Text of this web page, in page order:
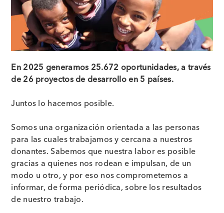
En 2025 generamos 25.672 oportunidades, a través
de 26 proyectos de desarrollo en 5 países.
Juntos lo hacemos posible.
Somos una organización orientada a las personas
para las cuales trabajamos y cercana a nuestros
donantes. Sabemos que nuestra labor es posible
gracias a quienes nos rodean e impulsan, de un
modo u otro, y por eso nos comprometemos a
informar, de forma periódica, sobre los resultados
de nuestro trabajo.